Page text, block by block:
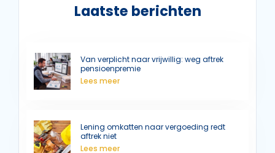
Laatste berichten
Van verplicht naar vrijwillig: weg aftrek
pensioenpremie
Lees meer
Lening omkatten naar vergoeding redt
aftrek niet
Lees meer